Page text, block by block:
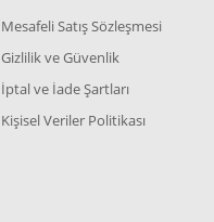
Mesafeli Satış Sözleşmesi
Gizlilik ve Güvenlik
İptal ve İade Şartları
Kişisel Veriler Politikası